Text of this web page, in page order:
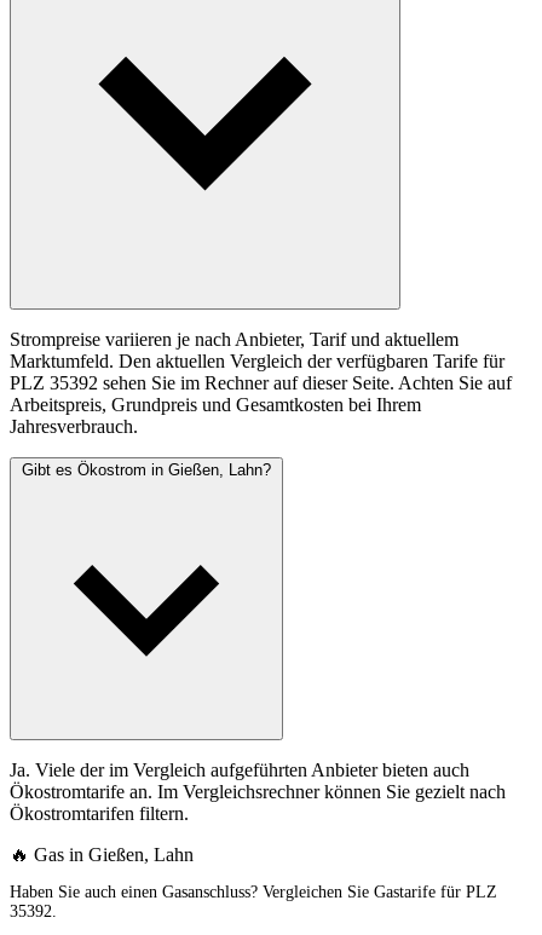
Strompreise variieren je nach Anbieter, Tarif und aktuellem
Marktumfeld. Den aktuellen Vergleich der verfügbaren Tarife für
PLZ 35392 sehen Sie im Rechner auf dieser Seite. Achten Sie auf
Arbeitspreis, Grundpreis und Gesamtkosten bei Ihrem
Jahresverbrauch.
Gibt es Ökostrom in Gießen, Lahn?
Ja. Viele der im Vergleich aufgeführten Anbieter bieten auch
Ökostromtarife an. Im Vergleichsrechner können Sie gezielt nach
Ökostromtarifen filtern.
🔥 Gas in Gießen, Lahn
Haben Sie auch einen Gasanschluss? Vergleichen Sie Gastarife für PLZ
35392.